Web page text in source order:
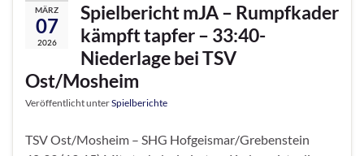
MÄRZ
07
2026
Spielbericht mJA – Rumpfkader
kämpft tapfer – 33:40-
Niederlage bei TSV
Ost/Mosheim
Veröffentlicht unterSpielberichte
TSV Ost/Mosheim – SHG Hofgeismar/Grebenstein